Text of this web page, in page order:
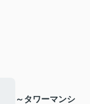
～タワーマンシ